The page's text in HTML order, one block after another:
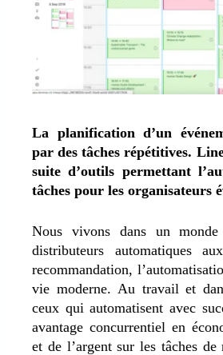
La planification d’un
par des tâches répétitives.
suite d’outils permettant
tâches pour les organisateurs
Nous vivons dans un monde
distributeurs automatiques
recommandation,
vie moderne. Au travail et
ceux qui automatisent avec
avantage concurrentiel en
et de l’argent sur les tâches